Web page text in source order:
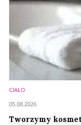
CIAŁO
Tworzymy
05.08.2026